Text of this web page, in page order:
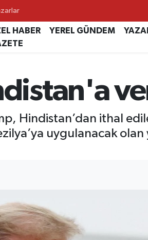
HABER YEREL GÜNDEM
Hindistan’dan ithal
uygulanacak